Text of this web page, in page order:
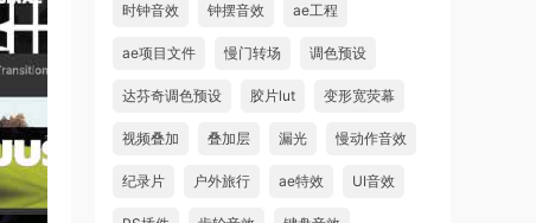
时钟音效 钟摆音效 ae工程
ae项目文件 慢门转场 调色预设
达芬奇调色预设 胶片lut 变形宽荧幕
视频叠加 叠加层 漏光 慢动作音效
纪录片 户外旅行 ae特效 UI音效